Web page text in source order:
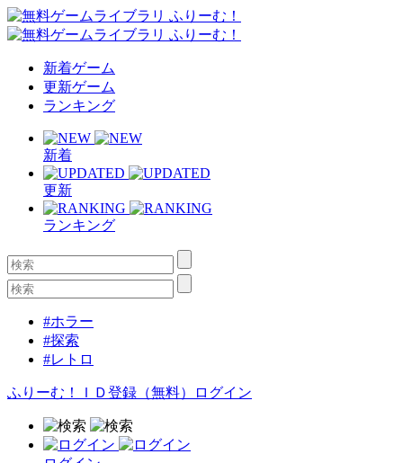
新着ゲーム
更新ゲーム
ランキング
新着
更新
ランキング
#ホラー
#探索
#レトロ
ふりーむ！ＩＤ登録（無料） ログイン